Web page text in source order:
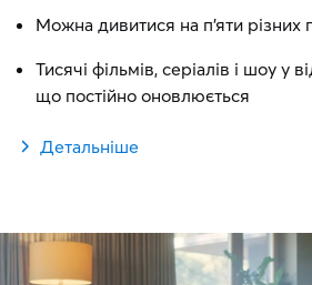
Можна дивитися на п'яти різних
Тисячі фільмів, серіалів і шоу у
що постійно оновлюється
Детальніше